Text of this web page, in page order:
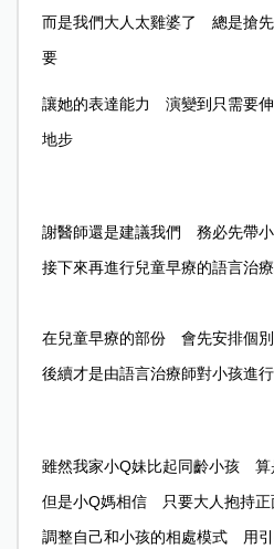
而是我們大人太雞婆了 總是搶
要
讓她的表達能力 演變到只需要
地步
謝醫師還是建議我們 務必先帶
接下來再進行兒童早療的語言治
在兒童早療的部份 會先安排個
後續才是由語言治療師對小孩進
雖然我家小Q妹比起同齡小孩 算
但是小Q媽相信 只要大人抱持正
調整自己和小孩的相處模式 用